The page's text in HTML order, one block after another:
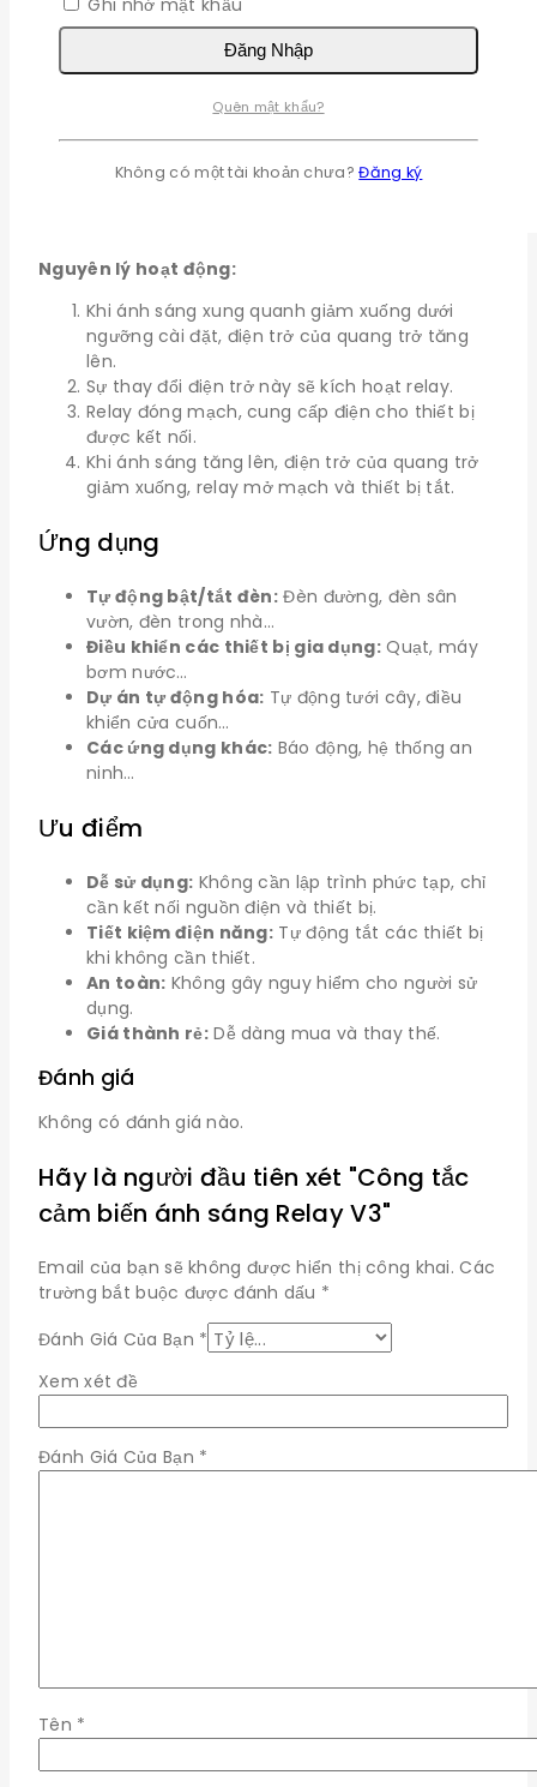
Nguyên lý hoạt động:
Khi ánh sáng xung quanh giảm xuống dưới
ngưỡng cài đặt, điện trở của quang trở tăng
lên.
Sự thay đổi điện trở này sẽ kích hoạt relay.
Relay đóng mạch, cung cấp điện cho thiết bị
được kết nối.
Khi ánh sáng tăng lên, điện trở của quang trở
giảm xuống, relay mở mạch và thiết bị tắt.
Ứng dụng
Tự động bật/tắt đèn: Đèn đường, đèn sân
vườn, đèn trong nhà…
Điều khiển các thiết bị gia dụng:Quạt, máy
bơm nước…
Dự án tự động hóa: Tự động tưới cây, điều
khiển cửa cuốn…
Các ứng dụng khác: Báo động, hệ thống an
ninh…
Ưu điểm
Dễ sử dụng: Không cần lập trình phức tạp, chỉ
cần kết nối nguồn điện và thiết bị.
Tiết kiệm điện năng: Tự động tắt các thiết bị
khi không cần thiết.
An toàn: Không gây nguy hiểm cho người sử
dụng.
Giá thành rẻ:Dễ dàng mua và thay thế.
Đánh giá
Không có đánh giá nào.
Hãy là người đầu tiên xét "Công tắc
cảm biến ánh sáng Relay V3"
Email của bạn sẽ không được hiển thị công khai. Các
trường bắt buộc được đánh dấu *
Đánh Giá Của Bạn *
Xem xét đề
Đánh Giá Của Bạn *
Tên *
Đăng Nhập
Quên mật khẩu?
Không có một tài khoản chưa?Đăng ký